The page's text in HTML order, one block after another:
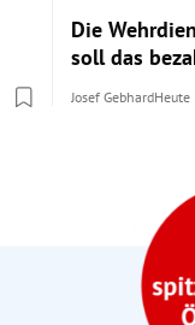
Die
soll das
Josef GebhardHeute